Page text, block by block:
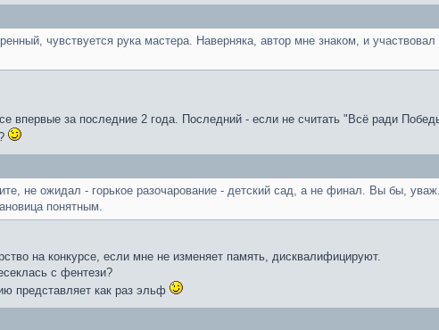
чувствуется рука мастера. Наверняка, автор мне знаком, и
впервые за последние 2 года. Последний - если не считать "Всё ради
не ожидал - горькое разочарование - детский сад, а не финал. Вы бы,
понятным.
на конкурсе, если мне не изменяет память, дисквалифицируют.
с фентези?
представляет как раз эльф